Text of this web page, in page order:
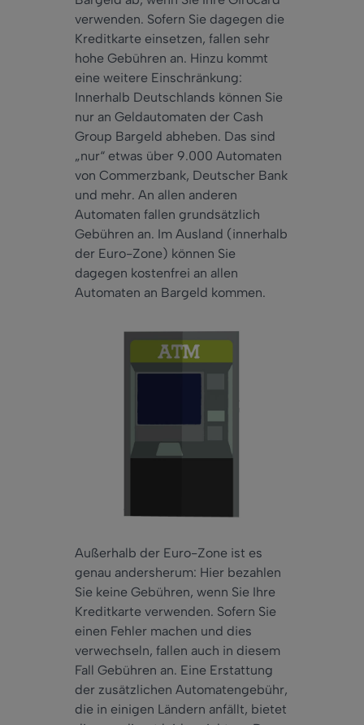
verwenden. Sofern Sie dagegen die
Kreditkarte einsetzen, fallen sehr
hohe Gebühren an. Hinzu kommt
eine weitere Einschränkung:
Innerhalb Deutschlands können Sie
nur an Geldautomaten der Cash
Group Bargeld abheben. Das sind
„nur“ etwas über 9.000 Automaten
von Commerzbank, Deutscher Bank
und mehr. An allen anderen
Automaten fallen grundsätzlich
Gebühren an. Im Ausland (innerhalb
der Euro-Zone) können Sie
dagegen kostenfrei an allen
Automaten an Bargeld kommen.
Außerhalb der Euro-Zone ist es
genau andersherum: Hier bezahlen
Sie keine Gebühren, wenn Sie Ihre
Kreditkarte verwenden. Sofern Sie
einen Fehler machen und dies
verwechseln, fallen auch in diesem
Fall Gebühren an. Eine Erstattung
der zusätzlichen Automatengebühr,
die in einigen Ländern anfällt, bietet